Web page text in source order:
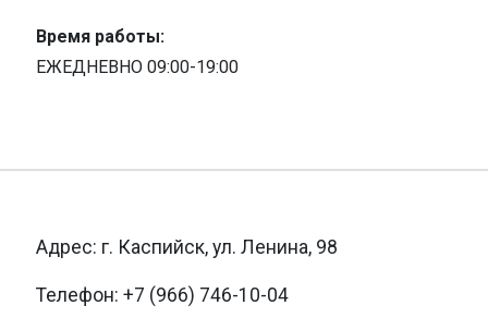
Время работы:
ЕЖЕДНЕВНО 09:00-19:00
Адрес: г. Каспийск, ул. Ленина, 98
Телефон: +7 (966) 746-10-04